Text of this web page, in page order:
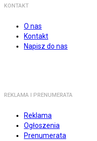
KONTAKT
O nas
Kontakt
Napisz do nas
REKLAMA I PRENUMERATA
Reklama
Ogłoszenia
Prenumerata